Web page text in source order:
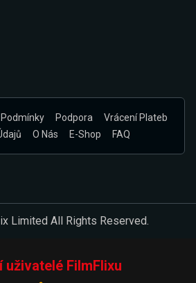
Podmínky Podpora
Vrácení Plateb
O Nás E-Shop FAQ
Limited All Rights Reserved.
uživatelé FilmFlixu